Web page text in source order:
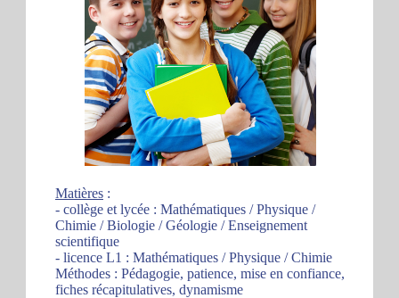
Matières :
- collège et lycée : Mathématiques / Physique /
Chimie / Biologie / Géologie / Enseignement
scientifique
- licence L1 : Mathématiques / Physique / Chimie
Méthodes : Pédagogie, patience, mise en confiance,
fiches récapitulatives, dynamisme